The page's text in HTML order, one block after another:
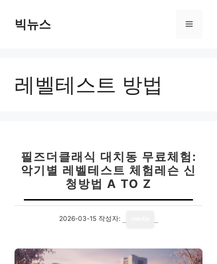
빅뉴스 메
레벨테스트 방법
필즈더클래식 대치동 무료체험:
악기별 레벨테스트 체험레슨 신
청방법 A TO Z
2026-03-15 작성자: